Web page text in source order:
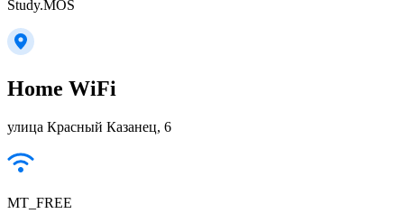
Study.MOS
Home WiFi
улица Красный Казанец, 6
MT_FREE